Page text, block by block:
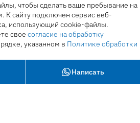
Написать
чтобы сделать ваше пребывание на
К cайту подключен сервис веб-
использующий cookie-файлы.
свое согласие на обработку
указанном в Политике обработки